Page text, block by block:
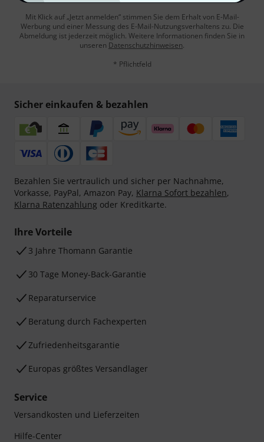
Mit Klick auf „Jetzt anmelden“ stimmen Sie dem Erhalt von E-Mail-
Werbung und einer Messung des E-Mail-Nutzungsverhaltens zu. Die
Abmeldung ist jederzeit möglich. Weitere Informationen finden Sie in
unseren Datenschutzhinweisen.
* Pflichtfeld
Sicher einkaufen & bezahlen
Bezahlen Sie vertraulich und sicher per Nachnahme,
Vorkasse, PayPal, Amazon Pay, Klarna Sofort bezahlen,
Klarna Ratenzahlung oder Kreditkarte.
Ihre Vorteile
3 Jahre Thomann Garantie
30 Tage Money-Back-Garantie
Reparaturservice
Beratung durch Fachexperten
Zufriedenheitsgarantie
Europas größtes Versandlager
Service
Versandkosten und Lieferzeiten
Hilfe-Center